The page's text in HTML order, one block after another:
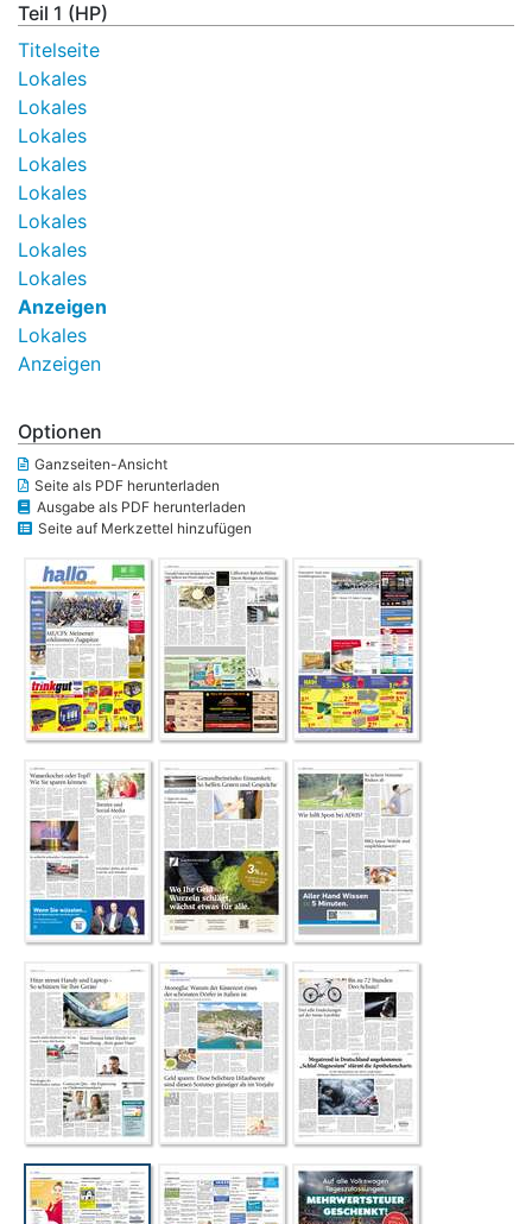
Teil 1 (HP)
Titelseite
Lokales
Lokales
Lokales
Lokales
Lokales
Lokales
Lokales
Lokales
Anzeigen
Lokales
Anzeigen
Optionen
Ganzseiten-Ansicht
Seite als PDF herunterladen
Ausgabe als PDF herunterladen
Seite auf Merkzettel hinzufügen